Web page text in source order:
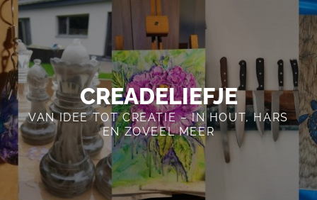
Skip
to
content
CREADELIEFJE
VAN IDEE TOT CREATIE – IN HOUT, HARS
EN ZOVEEL MEER